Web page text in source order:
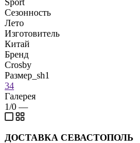
Сезонность
Лето
Изготовитель
Китай
Бренд
Crosby
Размер_sh1
34
Галерея
1/0 —
ДОСТАВКА СЕВАСТОПОЛЬ